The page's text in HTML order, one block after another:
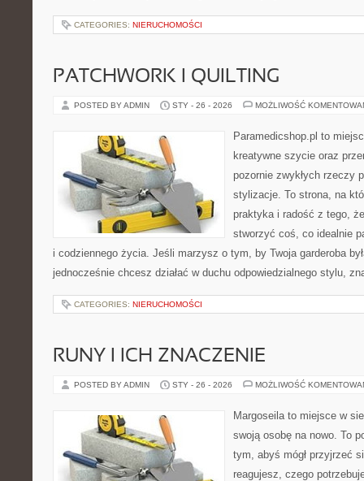
CATEGORIES: NIERUCHOMOŚCI
PATCHWORK I QUILTING
POSTED BY ADMIN STY - 26 - 2026 MOŻLIWOŚĆ
Paramedicshop.pl to
kreatywne szycie oraz
pozornie zwykłych rzeczy
stylizacje. To strona, na
praktyka i radość z tego,
stworzyć coś, co idealnie
i codziennego życia. Jeśli marzysz o tym, by Twoja garderoba
jednocześnie chcesz działać w duchu odpowiedzialnego stylu,
CATEGORIES: NIERUCHOMOŚCI
RUNY I ICH ZNACZENIE
POSTED BY ADMIN STY - 26 - 2026 MOŻLIWOŚĆ
Margoseila to miejsce w
swoją osobę na nowo. To
tym, abyś mógł przyjrzeć
reagujesz, czego